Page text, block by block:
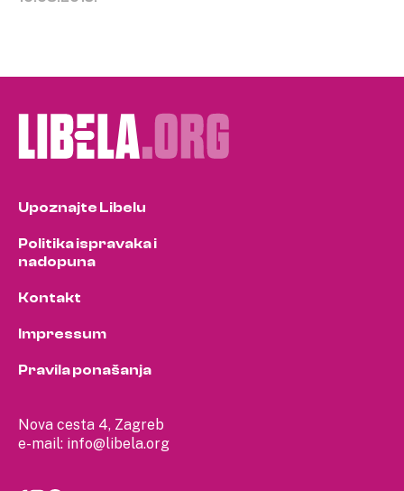
Nova cesta 4, Zagreb
e-mail: info@libela.org
Upoznajte Libelu
Politika ispravaka i
nadopuna
Kontakt
Impressum
Pravila ponašanja